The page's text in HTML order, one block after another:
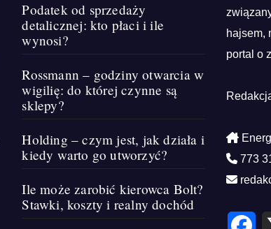
Podatek od sprzedaży
detalicznej: kto płaci i ile
wynosi?
Rossmann – godziny otwarcia w
wigilię: do której czynne są
sklepy?
Holding – czym jest, jak działa i
kiedy warto go utworzyć?
Ile może zarobić kierowca Bolt?
Stawki, koszty i realny dochód
hajsem,
portal o
773
F